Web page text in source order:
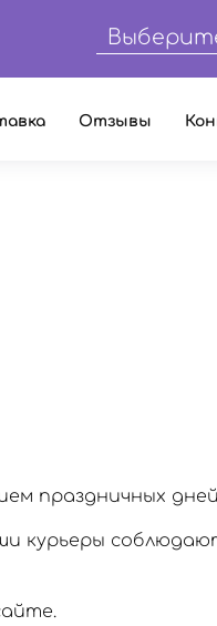
Отзывы
праздничных
курьеры